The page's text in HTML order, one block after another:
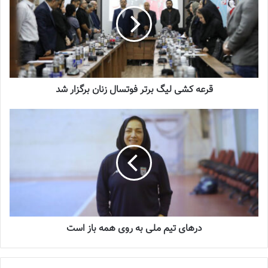
شماره 1054 روزنامه فوتبالز منتشر شد
2023-12-25
شماره 900 روزنامه فوتبالز منتشر شد
شماره 918 روزنامه فوتبالز منتشر شد
2023-07-07
از سرگیری اردوی تیم ملی فوتسال با بازگشت فرشته کریمی
با اعلام کادر فنی تیم ملی فوتسال زنان، تاریخ جدید برگزاری اردوی
تدارکاتی برای این تیم مشخص شد تا بازیکنان با انجام تمرینات مداوم
قرعه کشی لیگ برتر فوتسال زنان برگزار شد
درهای تیم ملی به روی همه باز است